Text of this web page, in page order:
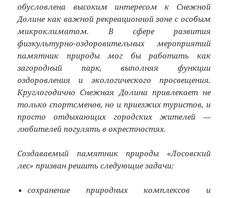
обусловлена высоким интересом к Снежной
Долине как важной рекреационной зоне с особым
микроклиматом. В сфере развития
физкультурно-оздоровительных мероприятий
памятник природы мог бы работать как
загородный парк, выполняя функции
оздоровления и экологического просвещения.
Круглогодично Снежная Долина привлекает не
только спортсменов, но и приезжих туристов, и
просто отдыхающих городских жителей —
любителей погулять в окрестностях.
Создаваемый памятник природы «Лосовский
лес» призван решить следующие задачи:
сохранение природных комплексов и